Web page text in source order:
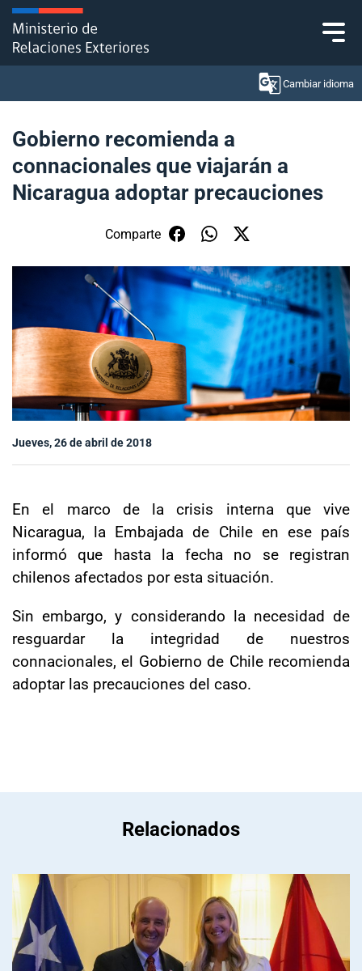
Click acá para ir directamente al contenido
Cambiar idioma
Ministerio
Política Exterior
Embajadas y consulados
Servicios ciudadanos
Subsecretaría de Relaciones Económicas
Internacionales
Sala de prensa
modo claro
Gobierno recomienda a
connacionales que viajarán a
Nicaragua adoptar precauciones
Comparte
Jueves, 26 de abril de 2018
En el marco de la crisis interna que vive
Nicaragua, la Embajada de Chile en ese país
informó que hasta la fecha no se registran
chilenos afectados por esta situación.
Sin embargo, y considerando la necesidad de
resguardar la integridad de nuestros
connacionales, el Gobierno de Chile recomienda
adoptar las precauciones del caso.
Relacionados